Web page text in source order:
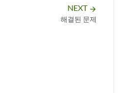
NEXT arrow_forward
해결된 문제